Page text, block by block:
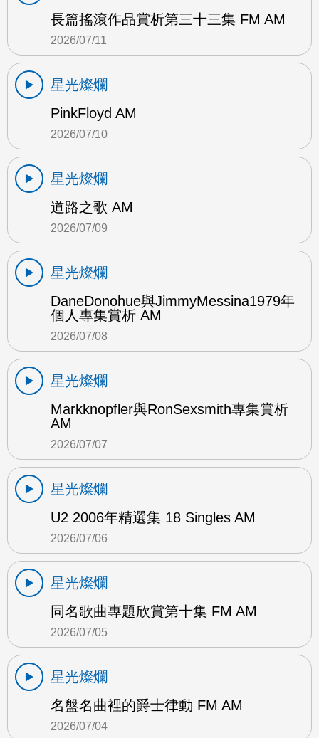
長篇搖滾作品賞析第三十三集 FM AM
2026/07/11
星光燦爛
PinkFloyd AM
2026/07/10
星光燦爛
道路之歌 AM
2026/07/09
星光燦爛
DaneDonohue與JimmyMessina1979年
個人專集賞析 AM
2026/07/08
星光燦爛
Markknopfler與RonSexsmith專集賞析
AM
2026/07/07
星光燦爛
U2 2006年精選集 18 Singles AM
2026/07/06
星光燦爛
同名歌曲專題欣賞第十集 FM AM
2026/07/05
星光燦爛
名盤名曲裡的爵士律動 FM AM
2026/07/04